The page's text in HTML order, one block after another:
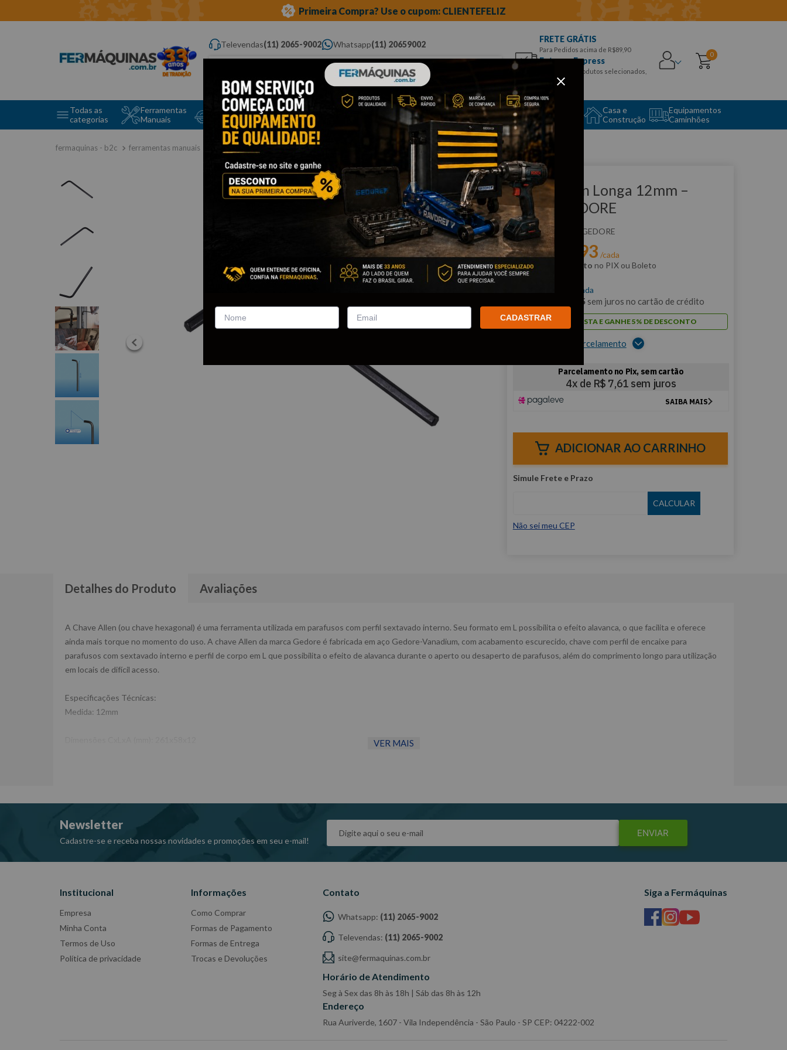
Primeira Compra? Use o cupom: CLIENTEFELIZ
Televendas(11) 2065-9002 Whatsapp(11) 20659002
Digite aqui o que você procura...
FRETE GRÁTIS
Para Pedidos acima de R$89,90
Entrega Express
para CEPS e produtos selecionados,
Aproveite!
0
Todas as
categorias
Ferramentas
Manuais
Ferramentas Elétricas
e Máquinas
Ferramentas
Ferramentas
Automotivas Especiais
Equipamento
Auto Center
Casa e
Construção
Equipamentos
Caminhões
ferramentas manuais chave allen longa
Clique e veja!
Chave Allen Longa 12mm –
42L12 GEDORE
:42L12 GEDORE
Por:R$ 93 /cada
com5% de desconto no PIX ou Boleto
/cada
15sem juros no cartão de crédito
PAGUE À VISTA E GANHE 5% DE DESCONTO
Ver opções de parcelamento
ADICIONAR AO CARRINHO
Não sei meu CEP
Detalhes do Produto Avaliações
A Chave Allen (ou chave hexagonal) é uma ferramenta utilizada em parafusos com perfil sextavado interno. Seu formato em L possibilita o efeito alavanca, o que facilita e oferece
ainda mais torque no momento do uso. A chave Allen da marca Gedore é fabricada em aço Gedore-Vanadium, com acabamento escurecido, chave com perfil de encaixe para
parafusos com sextavado interno e perfil de corpo em L que possibilita o efeito de alavanca durante o aperto ou desaperto de parafusos, além do comprimento longo para utilização
em locais de difícil acesso.
Especificações Técnicas:
Medida: 12mm
-Todas as informações divulgadas são de responsabilidade do Fabricante/Fornecedor.
VER MAIS
Newsletter
Cadastre-se e receba nossas novidades e promoções em seu e-mail!
ENVIAR
Institucional
Empresa
Minha Conta
Termos de Uso
Política de privacidade
Informações
Como Comprar
Formas de Pagamento
Formas de Entrega
Trocas e Devoluções
Contato
Whatsapp: (11) 2065-9002
Televendas: (11) 2065-9002
site@fermaquinas.com.br
Horário de Atendimento
Seg à Sex das 8h às 18h | Sáb das 8h às 12h
Endereço
Rua Auriverde, 1607 - Vila Independência - São Paulo - SP CEP: 04222-002
Siga a Fermáquinas
CADASTRAR